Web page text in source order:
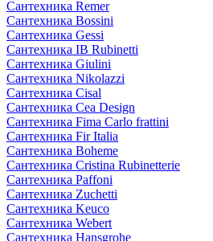
Сантехника Remer
Сантехника Bossini
Сантехника Gessi
Сантехника IB Rubinetti
Сантехника Giulini
Сантехника Nikolazzi
Сантехника Cisal
Сантехника Cea Design
Сантехника Fima Carlo frattini
Сантехника Fir Italia
Сантехника Boheme
Сантехника Cristina Rubinetterie
Сантехника Paffoni
Сантехника Zuchetti
Сантехника Keuco
Сантехника Webert
Сантехника Hansgrohe